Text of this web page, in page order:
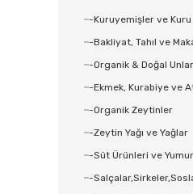
-Kuruyemişler ve
-Bakliyat, Tahıl ve
-Organik & Doğal Unlar
-Ekmek, Kurabiye ve
-Organik Zeytinler
-Zeytin Yağı ve Yağlar
-Süt Ürünleri ve
-